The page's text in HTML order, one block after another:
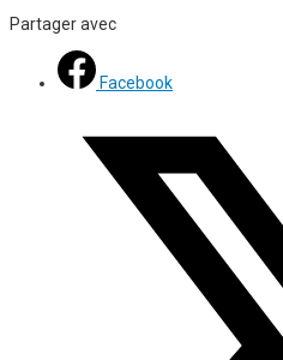
Partager avec
Facebook